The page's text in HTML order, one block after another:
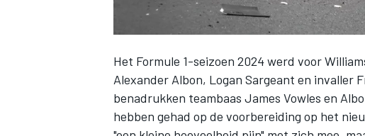
WEC DTM
Het Formule 1-seizoen 2024 werd voor
Alexander Albon, Logan Sargeant en invaller
benadrukken teambaas James Vowles en
hebben gehad op de voorbereiding op het